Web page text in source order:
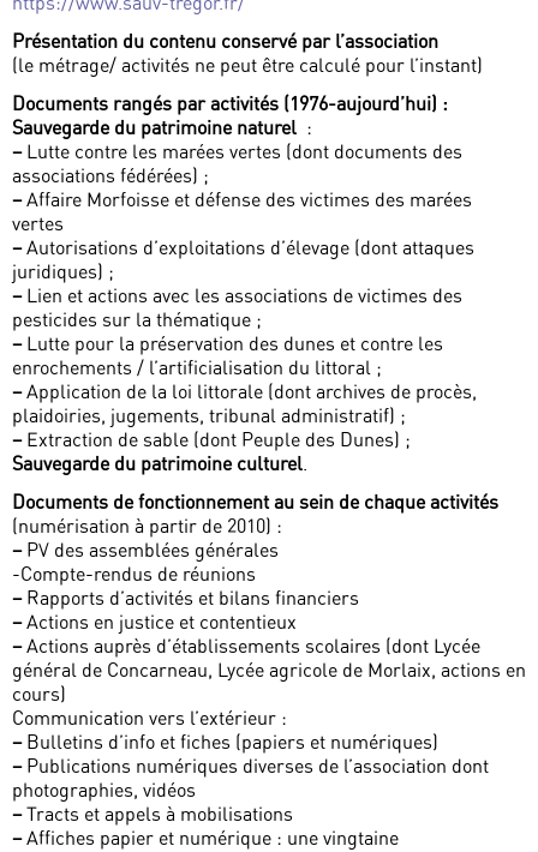
Présentation du contenu conservé par l’association
(le métrage/ activités ne peut être calculé pour l’instant)
Documents rangés par activités (1976-aujourd’hui) :
Sauvegarde du patrimoine naturel :
–Lutte contre les marées vertes (dont documents des
associations fédérées) ;
–Affaire Morfoisse et défense des victimes des marées
vertes
–Autorisations d’exploitations d’élevage (dont attaques
juridiques) ;
–Lien et actions avec les associations de victimes des
pesticides sur la thématique ;
–Lutte pour la préservation des dunes et contre les
enrochements / l’artificialisation du littoral ;
–Application de la loi littorale (dont archives de procès,
plaidoiries, jugements, tribunal administratif) ;
–Extraction de sable (dont Peuple des Dunes) ;
Sauvegarde du patrimoine culturel.
Documents de fonctionnement au sein de chaque activités
(numérisation à partir de 2010) :
–PV des assemblées générales
-Compte-rendus de réunions
–Rapports d’activités et bilans financiers
–Actions en justice et contentieux
–Actions auprès d’établissements scolaires (dont Lycée
général de Concarneau, Lycée agricole de Morlaix, actions en
cours)
Communication vers l’extérieur :
–Bulletins d’info et fiches (papiers et numériques)
–Publications numériques diverses de l’association dont
photographies, vidéos
–Tracts et appels à mobilisations
–Affiches papier et numérique : une vingtaine